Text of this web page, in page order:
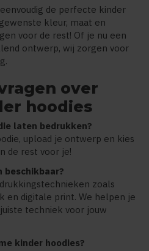
de perfecte kinder
kleur, maat en
voor de rest! Of je nu een
ontwerp, wij zorgen voor
over
hoodies
laten bedrukken?
upload je ontwerp en kies
de rest voor je!
beschikbaar?
zoals
en digitale print. We helpen je
techniek voor jouw
kinder hoodies?